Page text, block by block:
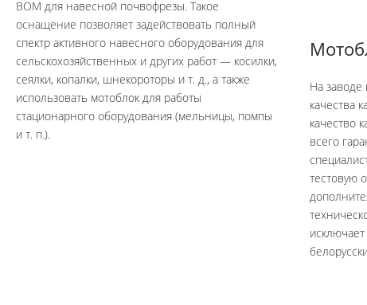
ВОМ для навесной почвофрезы. Такое
оснащение позволяет задействовать полный
спектр активного навесного оборудования для
сельскохозяйственных и других работ — косилки,
сеялки, копалки, шнекороторы и т. д., а также
использовать мотоблок для работы
стационарного оборудования (мельницы, помпы
и т. п.).
На
качества
качество
всего
тестовую